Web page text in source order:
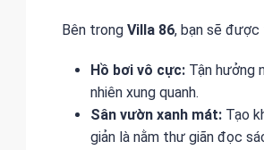
Bên trong Villa 86, bạn sẽ được
Hồ bơi vô cực: Tận hưởng
nhiên xung quanh.
Sân vườn xanh mát: Tạo
giản là nằm thư giãn đọc